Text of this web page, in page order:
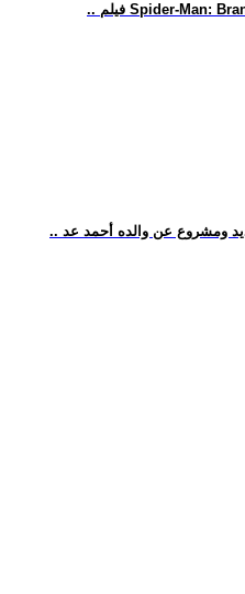
ومشروع عن والده أحمد عد